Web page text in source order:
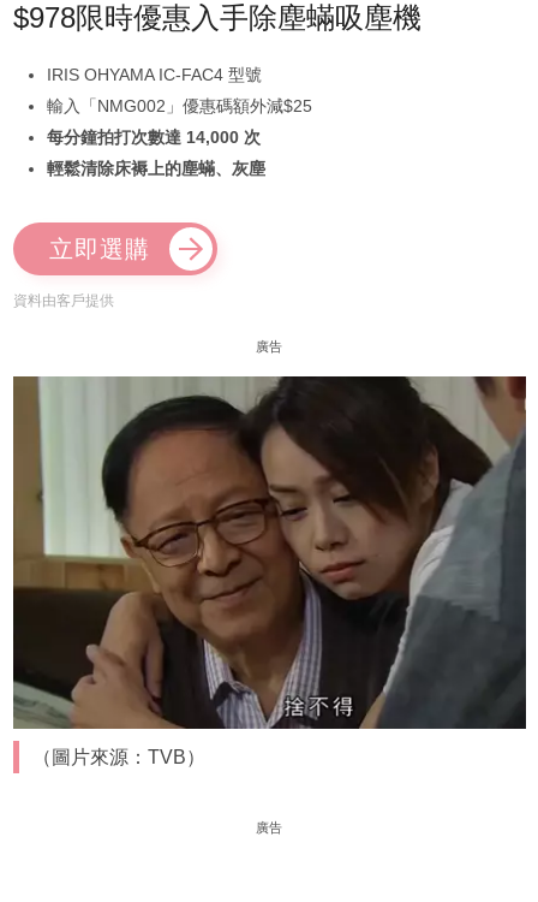
$978限時優惠入手除塵蟎吸塵機
IRIS OHYAMA IC-FAC4 型號
輸入「NMG002」優惠碼額外減$25
每分鐘拍打次數達 14,000 次
輕鬆清除床褥上的塵蟎、灰塵
立即選購
資料由客戶提供
廣告
（圖片來源：TVB）
廣告